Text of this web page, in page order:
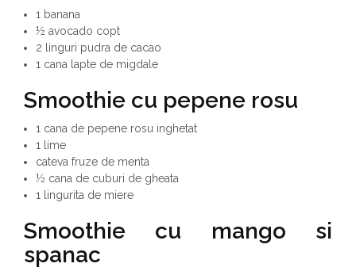
1 banana
½ avocado copt
2 linguri pudra de cacao
1 cana lapte de migdale
Smoothie cu pepene rosu
1 cana de pepene rosu inghetat
1 lime
cateva fruze de menta
½ cana de cuburi de gheata
1 lingurita de miere
Smoothie cu mango si
spanac